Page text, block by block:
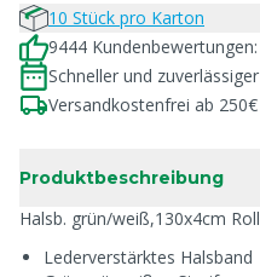
10 Stück pro Karton
9444
Schneller und
Versandkostenfrei ab 250€
Produktbeschreibung
Halsb. grün/weiß,130x4cm
Lederverstärktes Halsband